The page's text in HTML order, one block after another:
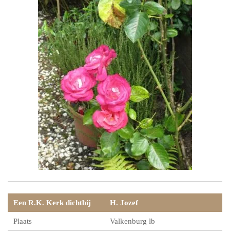
Een R.K. Kerk dichtbij H. Jozef
Plaats Valkenburg lb